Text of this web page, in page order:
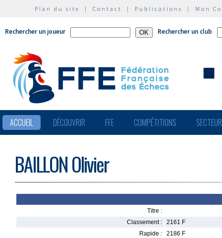
Plan du site | Contact | Publications | Mon
Rechercher un joueur Rechercher un club
ACCUEIL DÉCOUVRIR FFE COMPÉTITIONS
BAILLON Olivier
Titre :
Classement :
2161 F
Rapide :
2186 F